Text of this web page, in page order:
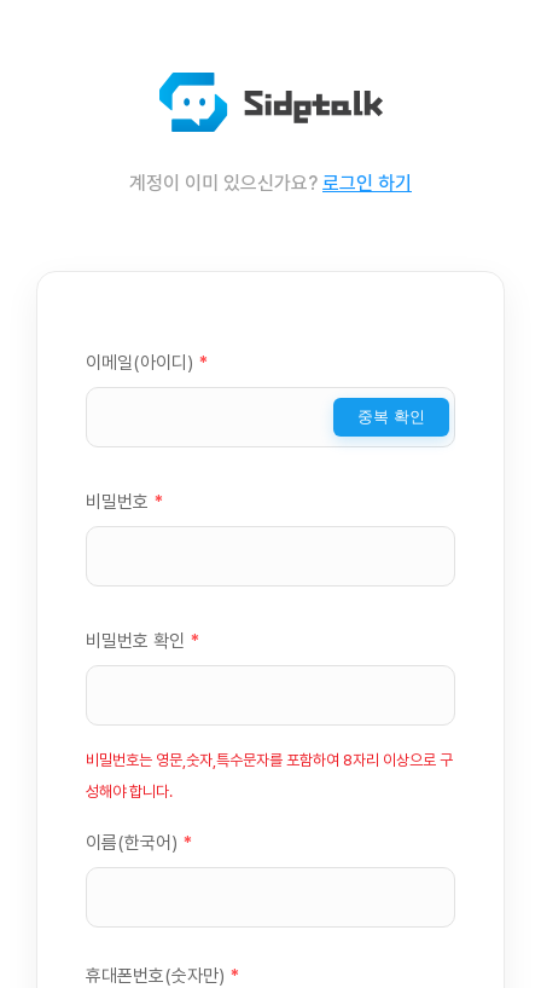
계정이 이미 있으신가요? 로그인 하기
이메일(아이디) *
중복 확인
비밀번호 *
비밀번호 확인 *
비밀번호는 영문,숫자,특수문자를 포함하여 8자리 이상으로 구
성해야 합니다.
이름(한국어) *
휴대폰번호(숫자만) *